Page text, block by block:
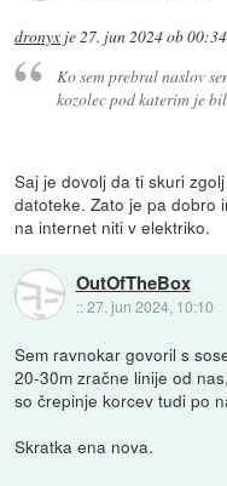
dronyx je27. jun 2024 ob 00:34
Ko sem prebral naslov
kozolec pod katerim je
Saj je dovolj da ti skuri
datoteke. Zato je pa dobro
na internet niti v elektriko.
OutOfTheBox
::27. jun 2024, 10:10
Sem ravnokar govoril s
20-30m zračne linije od
so črepinje korcev tudi po
Skratka ena nova.